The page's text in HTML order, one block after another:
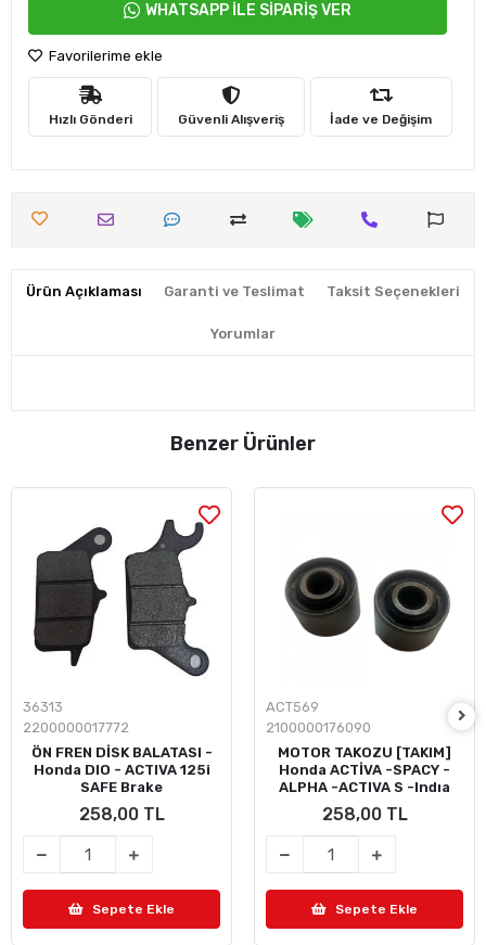
WHATSAPP İLE SİPARİŞ VER
Favorilerime ekle
Hızlı Gönderi Güvenli Alışveriş İade ve Değişim
Ürün Açıklaması Garanti ve Teslimat Taksit Seçenekleri
Yorumlar
Benzer Ürünler
36313
2200000017772
ÖN FREN DİSK BALATASI -
Honda DIO - ACTIVA 125i
SAFE Brake
258,00 TL
Sepete Ekle
ACT569
2100000176090
MOTOR TAKOZU [TAKIM]
Honda ACTİVA -SPACY -
ALPHA -ACTIVA S -Indıa
258,00 TL
Sepete Ekle